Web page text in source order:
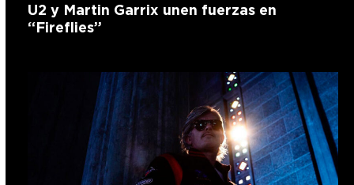
U2 y Martin Garrix unen fuerzas en
“Fireflies”